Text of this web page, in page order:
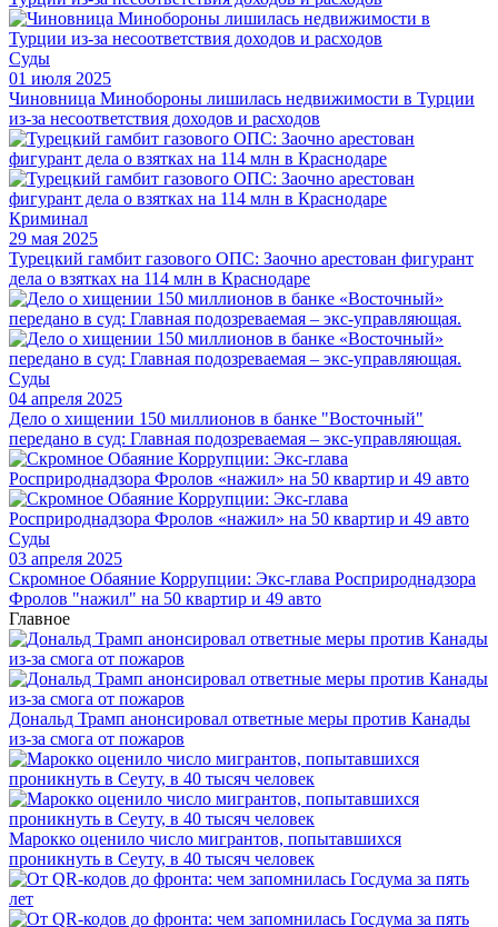
Суды
01 июля 2025
Чиновница Минобороны лишилась недвижимости в Турции
из-за несоответствия доходов и расходов
Криминал
29 мая 2025
Турецкий гамбит газового ОПС: Заочно арестован фигурант
дела о взятках на 114 млн в Краснодаре
Суды
04 апреля 2025
Дело о хищении 150 миллионов в банке "Восточный"
передано в суд: Главная подозреваемая – экс-управляющая.
Суды
03 апреля 2025
Скромное Обаяние Коррупции: Экс-глава Росприроднадзора
Фролов "нажил" на 50 квартир и 49 авто
Главное
Дональд Трамп анонсировал ответные меры против Канады
из-за смога от пожаров
Марокко оценило число мигрантов, попытавшихся
проникнуть в Сеуту, в 40 тысяч человек